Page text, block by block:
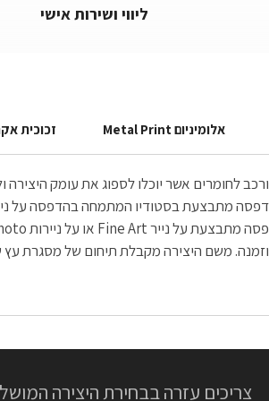
ליווי ושירות אישי
אלומיניום Metal Print זכוכית
לחומרים אשר יוכלו לספוג את עומק
צריכים עזרה בבחירת היצירה